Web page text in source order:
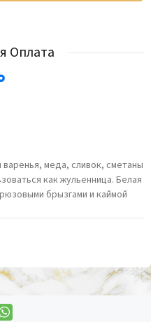
Оплата
меда, сливок, сметаны
как жульенница. Белая
брызгами и каймой